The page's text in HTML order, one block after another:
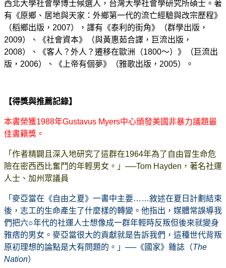
西北大學社會學博士候選人，台灣大學社會學研究所碩士。著
有《原鄉、居地與天家：外鄉第一代的流亡經驗與改宗歷程》
（稻鄉出版，2007），譯有《泰利的街角》（群學出版，
2009）、《社會資本》（與黃惠茹合譯，巨流出版，
2008）、《客人？外人？遷移在歐洲（1800～）》（巨流出
版，2006）、《上帝有個夢》（雅歌出版，2005）。
【得獎與推薦記錄】
本書榮獲1988年Gustavus Myers中心頒發美國非暴力議題最
佳書籍獎。
「作者精闢且深入地研究了這群在1964年為了自由冒生命危
險在密西西比奮鬥的年輕男女。」──Tom Hayden，著名社運
人士、加州眾議員
「麥亞當在《自由之夏》一書中主要……敘述在夏日計劃結束
後，志工的生命產生了什麼樣的轉變。他指出，媒體常誤導我
們把六○年代的社運人士想像成一群年輕時反叛但後來就變身
雅痞的男女。麥亞當很大的貢獻就是告訴我們，這種世代背叛
原初理想的論點是大有問題的。」──《國家》雜誌（The
Nation）